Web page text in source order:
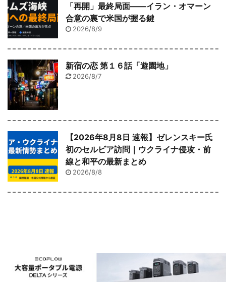
「再開」最終局面――イラン・オマーン
合意の裏で米国が握る鍵
2026/8/9
新宿の恋 第１６話「遊園地」
2026/8/7
【2026年8月8日 速報】ゼレンスキー氏
初のセルビア訪問｜ウクライナ侵攻・前
線と和平の最新まとめ
2026/8/8